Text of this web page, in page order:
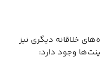
خلاقانه دیگری نیز
وجود دارد: